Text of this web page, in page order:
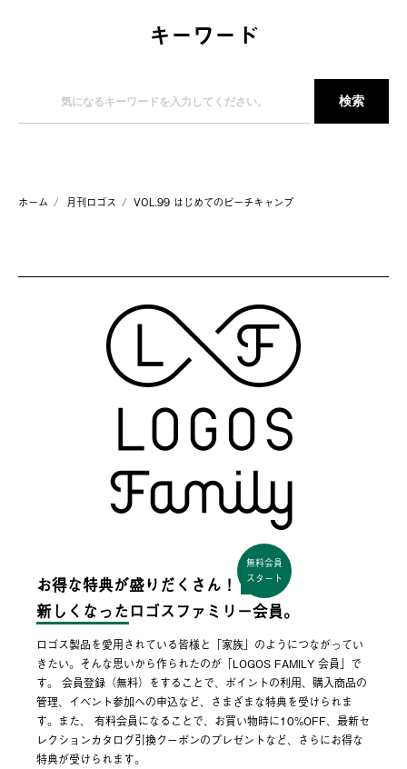
キーワード
ホーム 月刊ロゴス VOL.99 はじめてのピーチキャンプ
お得な特典が盛りだくさん！
無料会員
スタート
新しくなった ロゴスファミリー会員。
ロゴス製品を愛用されている皆様と「家族」のようにつながってい
きたい。そんな思いから作られたのが「LOGOS FAMILY 会員」で
す。 会員登録（無料）をすることで、ポイントの利用、購入商品の
管理、イベント参加への申込など、さまざまな特典を受けられま
す。また、 有料会員になることで、お買い物時に10%OFF、最新セ
レクションカタログ引換クーポンのプレゼントなど、さらにお得な
特典が受けられます。